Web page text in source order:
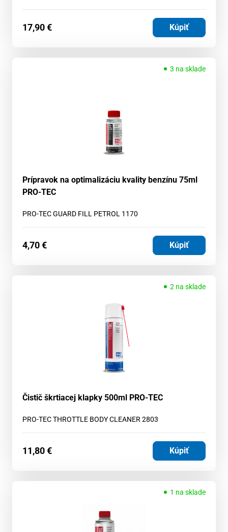
17,90€ Kúpiť
3 na sklade
Prípravok na optimalizáciu kvality benzínu 75ml
PRO-TEC
PRO-TEC GUARD FILL PETROL 1170
4,70€ Kúpiť
2 na sklade
Čistič škrtiacej klapky 500ml PRO-TEC
PRO-TEC THROTTLE BODY CLEANER 2803
11,80€ Kúpiť
1 na sklade